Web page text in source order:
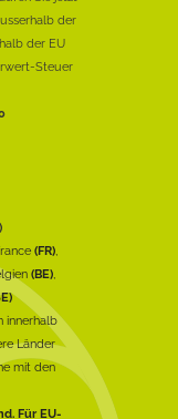
der
der EU
Steuer
(FR),
(BE),
innerhalb
Länder
mit den
Für EU-